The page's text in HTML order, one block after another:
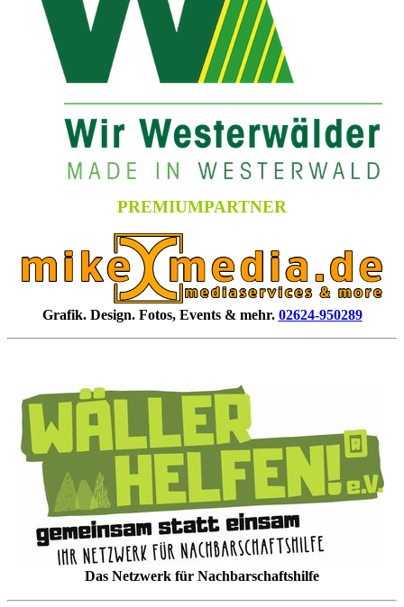
PREMIUMPARTNER
Grafik. Design. Fotos, Events & mehr. 02624-950289
Das Netzwerk für Nachbarschaftshilfe